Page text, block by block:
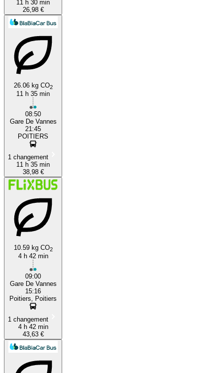
11 h 30 min
26,98 €
26.06 kg CO2
11 h 35 min
08:50
Gare De Vannes
21:45
POITIERS
1 changement
11 h 35 min
38,98 €
10.59 kg CO2
4 h 42 min
09:00
Gare De Vannes
15:16
Poitiers, Poitiers
1 changement
4 h 42 min
43,63 €